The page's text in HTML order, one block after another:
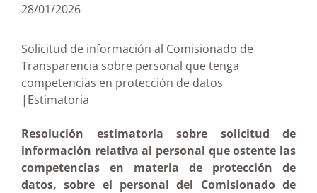
28/01/2026
Solicitud de información al Comisionado de
Transparencia sobre personal que tenga
competencias en protección de datos
|Estimatoria
Resolución estimatoria sobre solicitud de
información relativa al personal que ostente las
competencias en materia de protección de
datos, sobre el personal del Comisionado de